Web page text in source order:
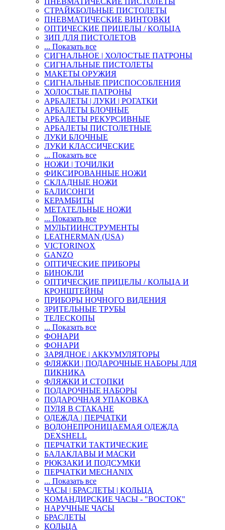
СТРАЙКБОЛЬНЫЕ ПИСТОЛЕТЫ
ПНЕВМАТИЧЕСКИЕ ВИНТОВКИ
ОПТИЧЕСКИЕ ПРИЦЕЛЫ / КОЛЬЦА
ЗИП ДЛЯ ПИСТОЛЕТОВ
... Показать все
СИГНАЛЬНОЕ | ХОЛОСТЫЕ ПАТРОНЫ
СИГНАЛЬНЫЕ ПИСТОЛЕТЫ
МАКЕТЫ ОРУЖИЯ
СИГНАЛЬНЫЕ ПРИСПОСОБЛЕНИЯ
ХОЛОСТЫЕ ПАТРОНЫ
АРБАЛЕТЫ | ЛУКИ | РОГАТКИ
АРБАЛЕТЫ БЛОЧНЫЕ
АРБАЛЕТЫ РЕКУРСИВНЫЕ
АРБАЛЕТЫ ПИСТОЛЕТНЫЕ
ЛУКИ БЛОЧНЫЕ
ЛУКИ КЛАССИЧЕСКИЕ
... Показать все
НОЖИ | ТОЧИЛКИ
ФИКСИРОВАННЫЕ НОЖИ
СКЛАДНЫЕ НОЖИ
БАЛИСОНГИ
КЕРАМБИТЫ
МЕТАТЕЛЬНЫЕ НОЖИ
... Показать все
МУЛЬТИИНСТРУМЕНТЫ
LEATHERMAN (USA)
VICTORINOX
GANZO
ОПТИЧЕСКИЕ ПРИБОРЫ
БИНОКЛИ
ОПТИЧЕСКИЕ ПРИЦЕЛЫ / КОЛЬЦА И
КРОНШТЕЙНЫ
ПРИБОРЫ НОЧНОГО ВИДЕНИЯ
ЗРИТЕЛЬНЫЕ ТРУБЫ
ТЕЛЕСКОПЫ
... Показать все
ФОНАРИ
ФОНАРИ
ЗАРЯДНОЕ | АККУМУЛЯТОРЫ
ФЛЯЖКИ | ПОДАРОЧНЫЕ НАБОРЫ ДЛЯ
ПИКНИКА
ФЛЯЖКИ И СТОПКИ
ПОДАРОЧНЫЕ НАБОРЫ
ПОДАРОЧНАЯ УПАКОВКА
ПУЛЯ В СТАКАНЕ
ОДЕЖДА | ПЕРЧАТКИ
ВОДОНЕПРОНИЦАЕМАЯ ОДЕЖДА
DEXSHELL
ПЕРЧАТКИ ТАКТИЧЕСКИЕ
БАЛАКЛАВЫ И МАСКИ
РЮКЗАКИ И ПОДСУМКИ
ПЕРЧАТКИ MECHANIX
... Показать все
ЧАСЫ | БРАСЛЕТЫ | КОЛЬЦА
КОМАНДИРСКИЕ ЧАСЫ - "ВОСТОК"
НАРУЧНЫЕ ЧАСЫ
БРАСЛЕТЫ
КОЛЬЦА